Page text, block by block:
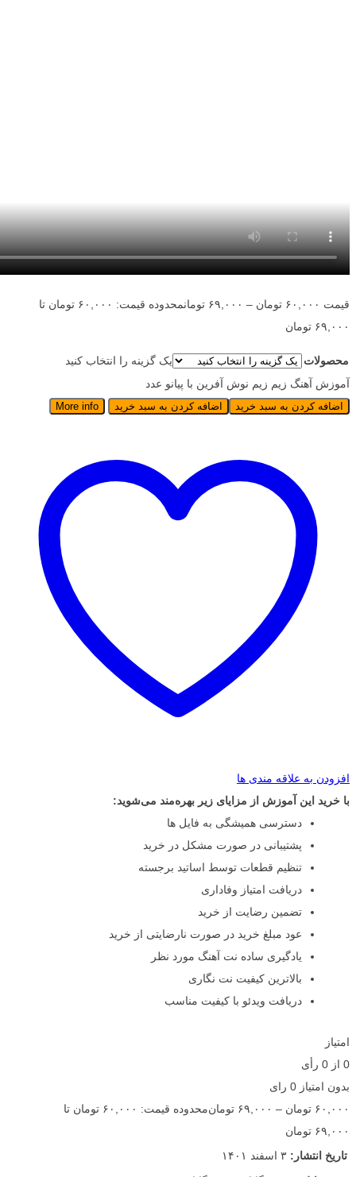
قیمت ۶۰,۰۰۰ تومان – ۶۹,۰۰۰ تومان
محدوده قیمت: ۶۰,۰۰۰ تومان تا
۶۹,۰۰۰ تومان
محصولات
یک گزینه را انتخاب کنید
آموزش آهنگ زیم زیم نوش آفرین با پیانو عدد
اضافه کردن به سبد خرید اضافه کردن به سبد خرید More info
افزودن به علاقه مندی ها
با خرید این آموزش از مزایای زیر بهره‌مند می‌شوید:
دسترسی همیشگی به فایل ها
پشتیبانی در صورت مشکل در خرید
تنظیم قطعات توسط اساتید برجسته
دریافت امتیاز وفاداری
تضمین رضایت از خرید
عود مبلغ خرید در صورت نارضایتی از خرید
یادگیری ساده نت آهنگ مورد نظر
بالاترین کیفیت نت نگاری
دریافت ویدئو با کیفیت مناسب
امتیاز
0 از 0 رأی
بدون امتیاز 0 رای
۶۰,۰۰۰ تومان – ۶۹,۰۰۰ تومان
محدوده قیمت: ۶۰,۰۰۰ تومان تا
۶۹,۰۰۰ تومان
تاریخ انتشار: ۳ اسفند ۱۴۰۱